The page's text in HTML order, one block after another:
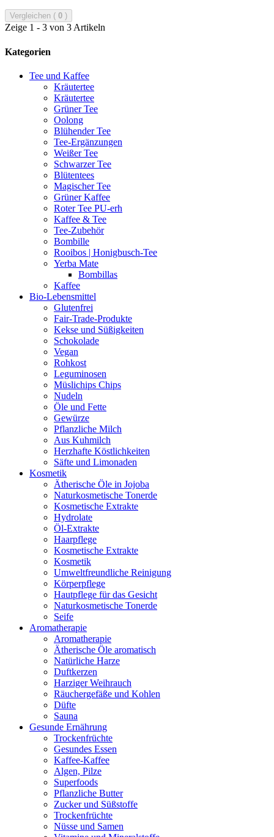
Vergleichen ( 0 )
Zeige 1 - 3 von 3 Artikeln
Kategorien
Tee und Kaffee
Kräutertee
Kräutertee
Grüner Tee
Oolong
Blühender Tee
Tee-Ergänzungen
Weißer Tee
Schwarzer Tee
Blütentees
Magischer Tee
Grüner Kaffee
Roter Tee PU-erh
Kaffee & Tee
Tee-Zubehör
Bombille
Rooibos | Honigbusch-Tee
Yerba Mate
Bombillas
Kaffee
Bio-Lebensmittel
Glutenfrei
Fair-Trade-Produkte
Kekse und Süßigkeiten
Schokolade
Vegan
Rohkost
Leguminosen
Müslichips Chips
Nudeln
Öle und Fette
Gewürze
Pflanzliche Milch
Aus Kuhmilch
Herzhafte Köstlichkeiten
Säfte und Limonaden
Kosmetik
Ätherische Öle in Jojoba
Naturkosmetische Tonerde
Kosmetische Extrakte
Hydrolate
Öl-Extrakte
Haarpflege
Kosmetische Extrakte
Kosmetik
Umweltfreundliche Reinigung
Körperpflege
Hautpflege für das Gesicht
Naturkosmetische Tonerde
Seife
Aromatherapie
Aromatherapie
Ätherische Öle aromatisch
Natürliche Harze
Duftkerzen
Harziger Weihrauch
Räuchergefäße und Kohlen
Düfte
Sauna
Gesunde Ernährung
Trockenfrüchte
Gesundes Essen
Kaffee-Kaffee
Algen, Pilze
Superfoods
Pflanzliche Butter
Zucker und Süßstoffe
Trockenfrüchte
Nüsse und Samen